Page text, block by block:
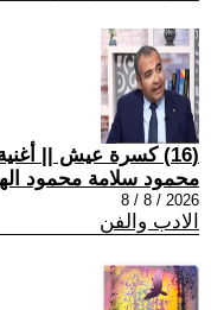
(16) كسرة عيش || أغنية
محمود سلامة محمود
2026 / 8 / 8
الادب والفن